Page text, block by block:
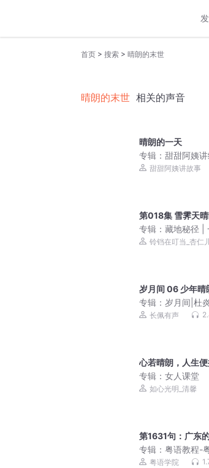
首页 > 搜索 > 晴朗的末世
晴朗的末世 相关的声音
晴朗的一天
专辑： 甜甜阿姨
甜甜阿姨讲故事
第018集 雪霁天
专辑： 藏地秘径 |
恐怖悬疑 | 时间之
铃铛在叮当_杏仁
岁月间 06 少年晴
专辑： 岁月间|杜
著|校园|双男主
长佩有声
心若晴朗，人生
专辑： 女人课堂
如心光明_清馨
第1631句：广东
专辑： 粤语教程-
句 粤语学院